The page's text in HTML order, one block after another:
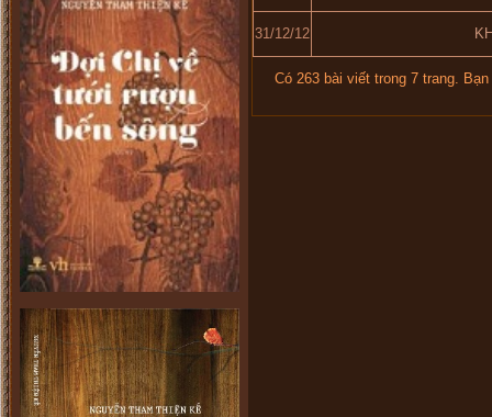
31/12/12
Có 263 bài viết trong 7 trang.